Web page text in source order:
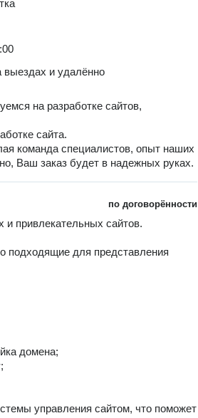
выездах и удалённо
на разработке сайтов,
сайта.
команда специалистов, опыт наших
Ваш заказ будет в надежных руках.
по договорённости
привлекательных сайтов.
подходящие для представления
домена;
управления сайтом, что поможет